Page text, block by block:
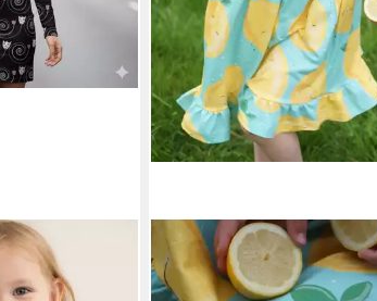
„Floral
LEYLAS WELT
Stoff Zitroenchen_Mint,
Reaktivdruck